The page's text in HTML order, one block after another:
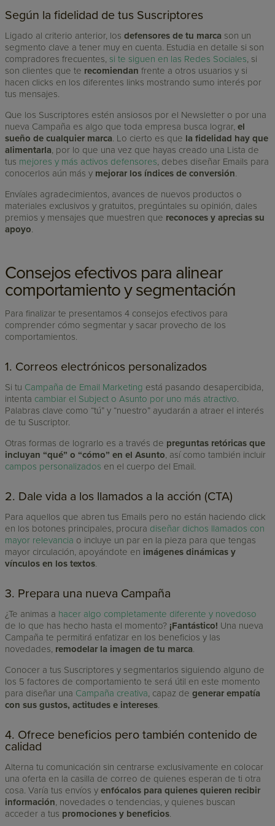
Según la fidelidad de tus Suscriptores
Ligado al criterio anterior, losdefensores de tu marca son un
segmento clave a tener muy en cuenta. Estudia en detalle si son
compradores frecuentes, si te siguen en las Redes Sociales, si
son clientes que te recomiendan frente a otros usuarios y si
hacen clicks en los diferentes links mostrando sumo interés por
tus mensajes.
Que los Suscriptores estén ansiosos por el Newsletter o por una
nueva Campaña es algo que toda empresa busca lograr,el
sueño de cualquier marca. Lo cierto es que la fidelidad hay que
alimentarla, por lo que una vez que hayas creado una Lista de
tus mejores y más activos defensores, debes diseñar Emails para
conocerlos aún más y mejorar los índices de conversión.
Envíales agradecimientos, avances de nuevos productos o
materiales exclusivos y gratuitos, pregúntales su opinión, dales
premios y mensajes que muestren que reconoces y aprecias su
apoyo.
Consejos efectivos para alinear
comportamiento y segmentación
Para finalizar te presentamos 4 consejos efectivos para
comprender cómo segmentar y sacar provecho de los
comportamientos.
1. Correos electrónicos personalizados
Si tu Campaña de Email Marketing está pasando desapercibida,
intenta cambiar el Subject o Asunto por uno más atractivo.
Palabras clave como “tú” y “nuestro” ayudarán a atraer el interés
de tu Suscriptor.
Otras formas de lograrlo es a través de preguntas retóricas que
incluyan “qué” o “cómo” en el Asunto, así como también incluir
campos personalizados en el cuerpo del Email.
2. Dale vida a los llamados a la acción (CTA)
Para aquellos que abren tus Emails pero no están haciendo click
en los botones principales, procura diseñar dichos llamados con
mayor relevancia o incluye un par en la pieza para que tengas
mayor circulación, apoyándote en imágenes dinámicas y
vínculos en los textos.
3. Prepara una nueva Campaña
¿Te animas a hacer algo completamente diferente y novedoso
de lo que has hecho hasta el momento? ¡Fantástico! Una nueva
Campaña te permitirá enfatizar en los beneficios y las
novedades, remodelar la imagen de tu marca.
Conocer a tus Suscriptores y segmentarlos siguiendo alguno de
los 5 factores de comportamiento te será útil en este momento
para diseñar una Campaña creativa, capaz degenerar empatía
con sus gustos, actitudes e intereses.
4. Ofrece beneficios pero también contenido de
calidad
Alterna tu comunicación sin centrarse exclusivamente en colocar
una oferta en la casilla de correo de quienes esperan de ti otra
cosa. Varía tus envíos yenfócalos para quienes quieren recibir
información, novedades o tendencias, y quienes buscan
acceder a tus promociones y beneficios.